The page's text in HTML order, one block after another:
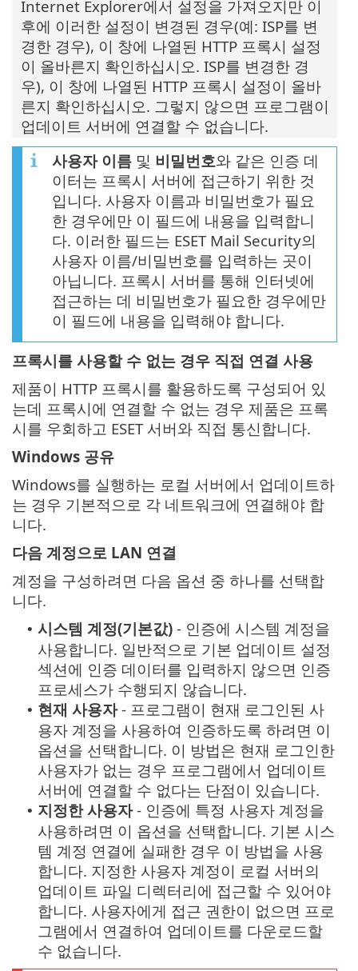
Internet Explorer에서 설정을 가져오지만 이
후에 이러한 설정이 변경된 경우(예: ISP를 변
경한 경우), 이 창에 나열된 HTTP 프록시 설정
이 올바른지 확인하십시오. ISP를 변경한 경
우), 이 창에 나열된 HTTP 프록시 설정이 올바
른지 확인하십시오. 그렇지 않으면 프로그램이
업데이트 서버에 연결할 수 없습니다.
사용자 이름 및 비밀번호와 같은 인증 데
이터는 프록시 서버에 접근하기 위한 것
입니다. 사용자 이름과 비밀번호가 필요
한 경우에만 이 필드에 내용을 입력합니
다. 이러한 필드는 ESET Mail Security의
사용자 이름/비밀번호를 입력하는 곳이
아닙니다. 프록시 서버를 통해 인터넷에
접근하는 데 비밀번호가 필요한 경우에만
이 필드에 내용을 입력해야 합니다.
프록시를 사용할 수 없는 경우 직접 연결 사용
제품이 HTTP 프록시를 활용하도록 구성되어 있
는데 프록시에 연결할 수 없는 경우 제품은 프록
시를 우회하고 ESET 서버와 직접 통신합니다.
Windows 공유
Windows를 실행하는 로컬 서버에서 업데이트하
는 경우 기본적으로 각 네트워크에 연결해야 합
니다.
다음 계정으로 LAN 연결
계정을 구성하려면 다음 옵션 중 하나를 선택합
니다.
• 시스템 계정(기본값) - 인증에 시스템 계정을
사용합니다. 일반적으로 기본 업데이트 설정
섹션에 인증 데이터를 입력하지 않으면 인증
프로세스가 수행되지 않습니다.
• 현재 사용자- 프로그램이 현재 로그인된 사
용자 계정을 사용하여 인증하도록 하려면 이
옵션을 선택합니다. 이 방법은 현재 로그인한
사용자가 없는 경우 프로그램에서 업데이트
서버에 연결할 수 없다는 단점이 있습니다.
• 지정한 사용자- 인증에 특정 사용자 계정을
사용하려면 이 옵션을 선택합니다. 기본 시스
템 계정 연결에 실패한 경우 이 방법을 사용
합니다. 지정한 사용자 계정이 로컬 서버의
업데이트 파일 디렉터리에 접근할 수 있어야
합니다. 사용자에게 접근 권한이 없으면 프로
그램에서 연결하여 업데이트를 다운로드할
수 없습니다.